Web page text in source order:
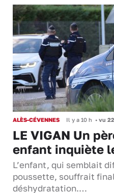
ALÈS-CÉVENNES Il y a 10 h • vu
LE VIGAN Un
enfant inquiète
L’enfant, qui semblait
poussette, souffrait
déshydratation.…